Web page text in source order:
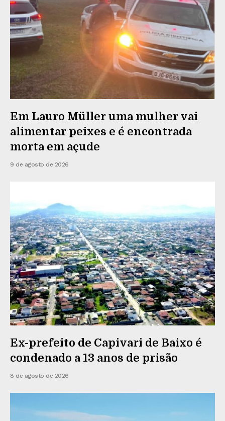
Em Lauro Müller uma mulher vai
alimentar peixes e é encontrada
morta em açude
9 de agosto de 2026
Ex-prefeito de Capivari de Baixo é
condenado a 13 anos de prisão
8 de agosto de 2026